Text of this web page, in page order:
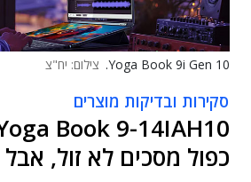
Yoga Book 9i Gen 10. צילום: יח"צ
סקירות ובדיקות מוצרים
כפול מסכים לא זול,